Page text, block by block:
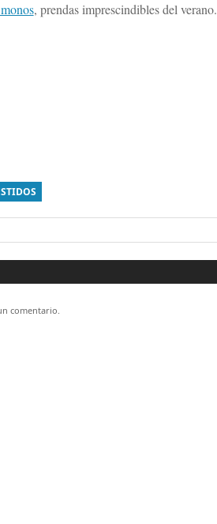
, prendas imprescindibles del verano.
comentario.